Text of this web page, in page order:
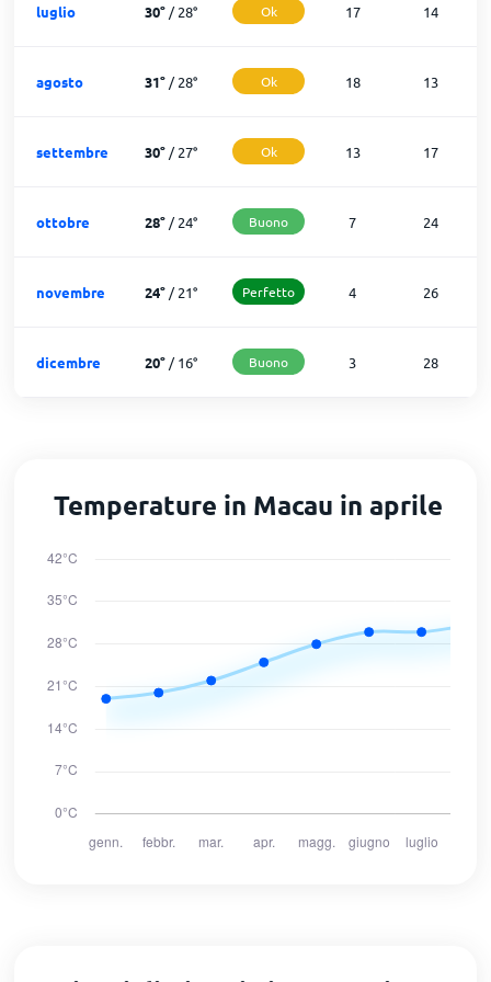
luglio 30°/28° Ok 17 14
agosto 31°/28° Ok 18 13
settembre 30°/27° Ok 13 17
ottobre 28°/24° Buono 7 24
novembre 24°/21° Perfetto 4 26
dicembre 20°/16° Buono 3 28
Temperature in Macau in aprile